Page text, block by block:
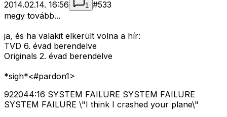
2014.02.14. 16:56 1 #533
megy tovább...
ja, és ha valakit elkerült volna a hír:
TVD 6. évad berendelve
Originals 2. évad berendelve
*sigh*<#pardon1>
922044:16 SYSTEM FAILURE SYSTEM FAILURE
SYSTEM FAILURE \"I think I crashed your plane\"